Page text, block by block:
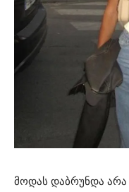
მოდას დაბრუნდა